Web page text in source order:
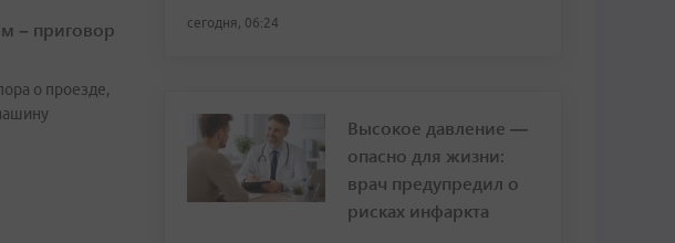
– приговор
о проезде,
сегодня, 06:24
Высокое давление —
опасно для жизни:
врач предупредил о
рисках инфаркта